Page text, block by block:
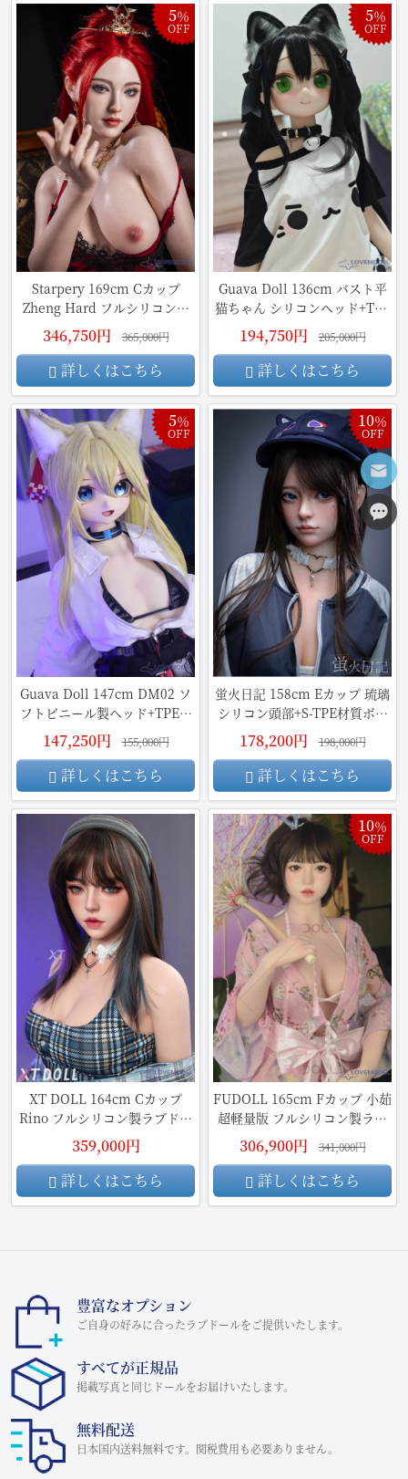
5％
OFF
Starpery 169cm Cカップ
Zheng Hard フルシリコン製
ラブドール
346,750円 365,000円
詳しくはこちら
5％
OFF
Guava Doll 136cm バスト平
猫ちゃん シリコンヘッド+TPE
製ボディ
194,750円 205,000円
詳しくはこちら
5％
OFF
Guava Doll 147cm DM02 ソ
フトビニール製ヘッド+TPE製
ボディ
147,250円 155,000円
詳しくはこちら
10％
OFF
蛍火日記 158cm Eカップ 琉璃
シリコン頭部+S-TPE材質ボデ
ィ
178,200円 198,000円
詳しくはこちら
XT DOLL 164cm Cカップ
Rino フルシリコン製ラブドー
ル
359,000円
詳しくはこちら
10％
OFF
FUDOLL 165cm Fカップ 小茹
超軽量版 フルシリコン製ラブ
ドール
306,900円 341,000円
詳しくはこちら
豊富なオプション
ご自身の好みに合ったラブドールをご提供いたします。
すべてが正規品
掲載写真と同じドールをお届けいたします。
無料配送
日本国内送料無料です。関税費用も必要ありません。